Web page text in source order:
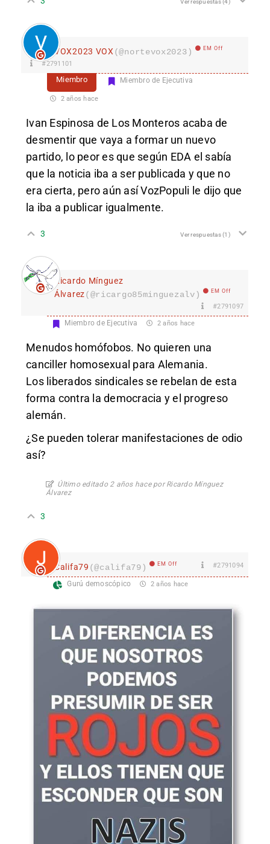
VOX2023 VOX (@nortevox2023) EM Off
#2791101
Miembro Miembro de Ejecutiva
2 años hace
Ivan Espinosa de Los Monteros acaba de
desmentir que vaya a formar un nuevo
partido, lo peor es que según EDA el sabía
que la noticia iba a ser publicada y que no
era cierta, pero aún así VozPopuli le dijo que
la iba a publicar igualmente.
3 Ver respuestas(1)
Ricardo Mínguez
Álvarez(@ricargo85minguezalv) EM Off
#2791097
Miembro de Ejecutiva 2 años hace
Menudos homófobos. No quieren una
canciller homosexual para Alemania.
Los liberados sindicales se rebelan de esta
forma contra la democracia y el progreso
alemán.
¿Se pueden tolerar manifestaciones de odio
así?
Último editado 2 años hace por Ricardo Mínguez
Álvarez
3
Califa79 (@califa79) EM Off #2791094
Gurú demoscópico 2 años hace